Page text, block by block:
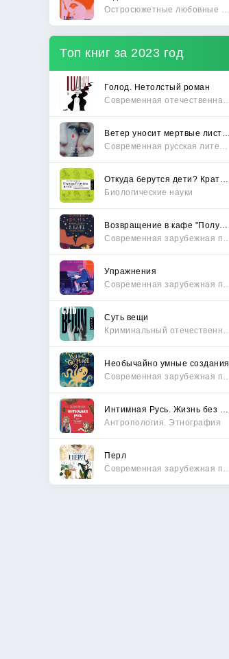
Топ книг за 2023 год
Голод. Нетолстый роман
Биологические науки
Упражнения
Суть вещи
Необычайно умные создания
Антропология. Этнография
Перл